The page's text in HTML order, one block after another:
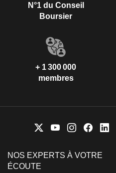
N°1 du Conseil
Boursier
+ 1 300 000
membres
NOS EXPERTS À VOTRE
ÉCOUTE